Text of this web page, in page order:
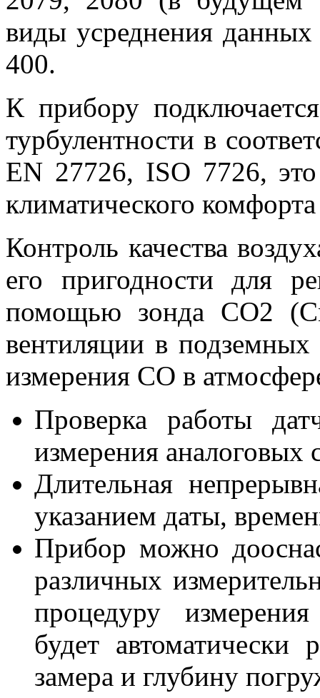
виды усреднения
400.
К прибору
турбулентности в
EN 27726, ISO 7726, это
климатического
Контроль качества
его пригодности для
помощью зонда CO2
вентиляции в
измерения СО в
Проверка работы
измерения аналоговых
Длительная
указанием даты,
Прибор можно
различных
процедуру
будет автоматически
замера и глубину